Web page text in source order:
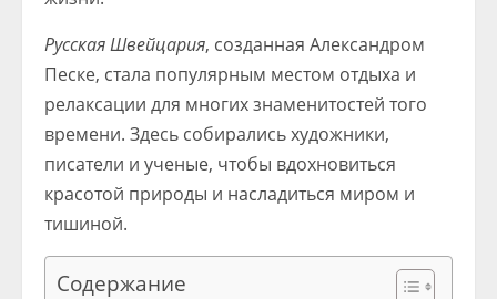
Русская Швейцария, созданная Александром
Песке, стала популярным местом отдыха и
релаксации для многих знаменитостей того
времени. Здесь собирались художники,
писатели и ученые, чтобы вдохновиться
красотой природы и насладиться миром и
тишиной.
Содержание